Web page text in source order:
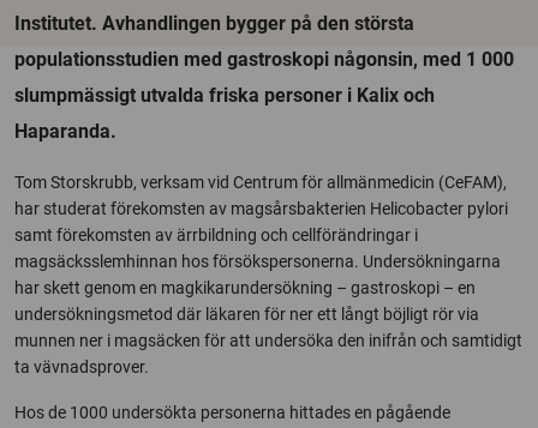
Institutet. Avhandlingen bygger på den största
populationsstudien med gastroskopi någonsin, med 1 000
slumpmässigt utvalda friska personer i Kalix och
Haparanda.
Tom Storskrubb, verksam vid Centrum för allmänmedicin (CeFAM),
har studerat förekomsten av magsårsbakterien Helicobacter pylori
samt förekomsten av ärrbildning och cellförändringar i
magsäcksslemhinnan hos försökspersonerna. Undersökningarna
har skett genom en magkikarundersökning – gastroskopi – en
undersökningsmetod där läkaren för ner ett långt böjligt rör via
munnen ner i magsäcken för att undersöka den inifrån och samtidigt
ta vävnadsprover.
Hos de 1000 undersökta personerna hittades en pågående